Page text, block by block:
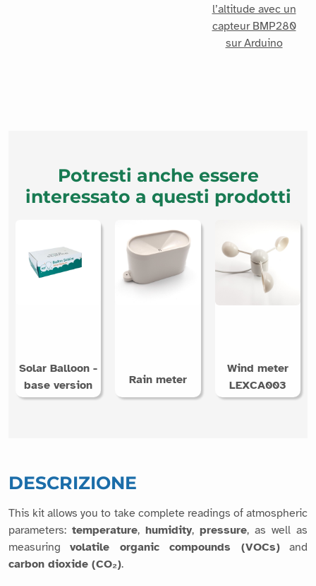
l’altitude avec un
capteur BMP280
sur Arduino
Potresti anche essere
interessato a questi prodotti
Solar Balloon -
base version
Rain meter
Wind meter
LEXCA003
DESCRIZIONE
This kit allows you to take complete readings of atmospheric
parameters: temperature, humidity, pressure, as well as
measuringvolatile organic compounds (VOCs)and
carbon dioxide (CO₂).